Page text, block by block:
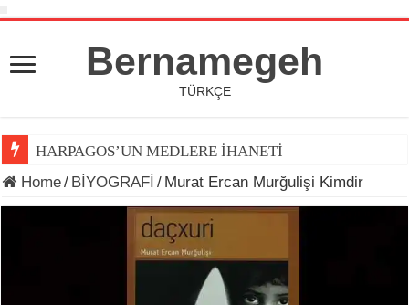
Bernamegeh
TÜRKÇE
HARPAGOS’UN MEDLERE İHANETİ
Home/ BİYOGRAFİ / Murat Ercan Murğulişi Kimdir